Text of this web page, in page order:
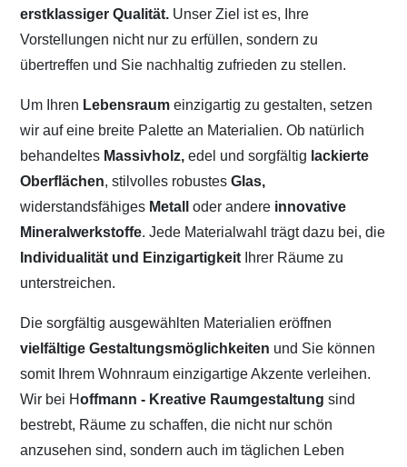
erstklassiger Qualität. Unser Ziel ist es, Ihre
Vorstellungen nicht nur zu erfüllen, sondern zu
übertreffen und Sie nachhaltig zufrieden zu stellen.
Um Ihren Lebensraumeinzigartig zu gestalten, setzen
wir auf eine breite Palette an Materialien. Ob natürlich
behandeltes Massivholz, edel und sorgfältig lackierte
Oberflächen, stilvolles robustesGlas,
widerstandsfähiges Metalloder andere innovative
Mineralwerkstoffe. Jede Materialwahl trägt dazu bei, die
Individualität und Einzigartigkeit Ihrer Räume zu
unterstreichen.
Die sorgfältig ausgewählten Materialien eröffnen
vielfältige Gestaltungsmöglichkeiten und Sie können
somit Ihrem Wohnraum einzigartige Akzente verleihen.
Wir bei Hoffmann - Kreative Raumgestaltung sind
bestrebt, Räume zu schaffen, die nicht nur schön
anzusehen sind, sondern auch im täglichen Leben